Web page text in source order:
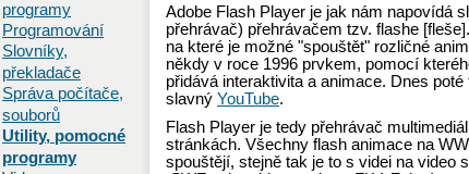
Adobe Flash Player je jak nám napovídá
přehrávač) přehrávačem tzv. flashe
na které je možné "spouštět" rozličné
někdy v roce 1996 prvkem, pomocí
přidává interaktivita a animace. Dnes
slavný YouTube.
Flash Player je tedy přehrávač
stránkách. Všechny flash animace na
spouštějí, stejně tak je to s videi na video
programy
Programování
Slovníky,
překladače
Správa počítače,
souborů
Utility, pomocné
programy